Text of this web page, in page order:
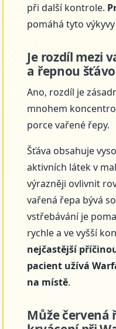
při další kontrole.
pomáhá tyto
Je rozdíl mezi
a řepnou
Ano, rozdíl je
mnohem
porce vařené řepy.
Šťáva obsahuje
aktivních látek v
výrazněji ovlivnit
vařená řepa bývá
vstřebávání je
rychle a ve vyšší
nejčastější
pacient užívá
na místě.
Může červená